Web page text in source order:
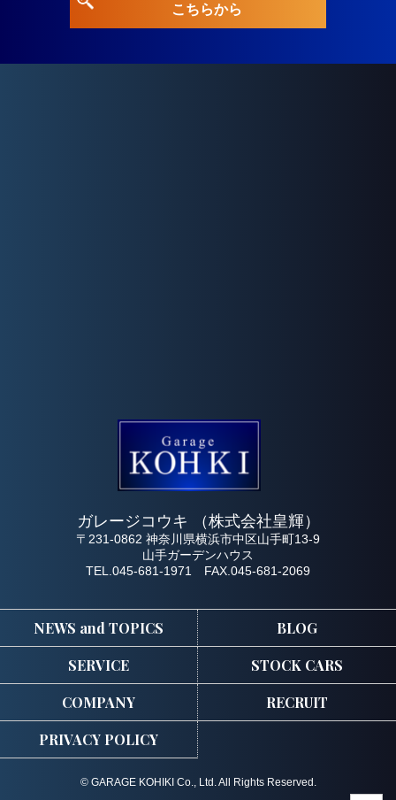
こちらから
ガレージコウキ （株式会社皇輝）
〒231-0862 神奈川県横浜市中区山手町13-9
山手ガーデンハウス
TEL.045-681-1971 FAX.045-681-2069
NEWS and TOPICS
BLOG
SERVICE
STOCK CARS
COMPANY
RECRUIT
PRIVACY POLICY
© GARAGE KOHIKI Co., Ltd. All Rights Reserved.